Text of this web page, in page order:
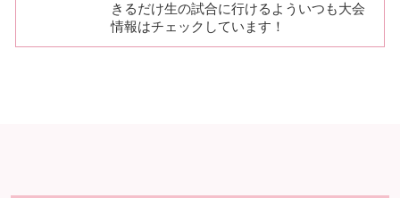
きるだけ生の試合に行けるよういつも大会
情報はチェックしています！